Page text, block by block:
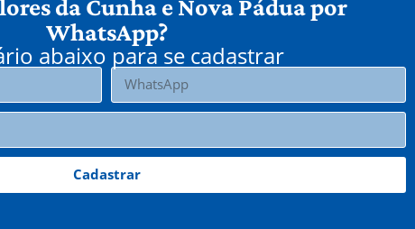
da Cunha e Nova Pádua por
WhatsApp?
abaixo para se cadastrar
Cadastrar